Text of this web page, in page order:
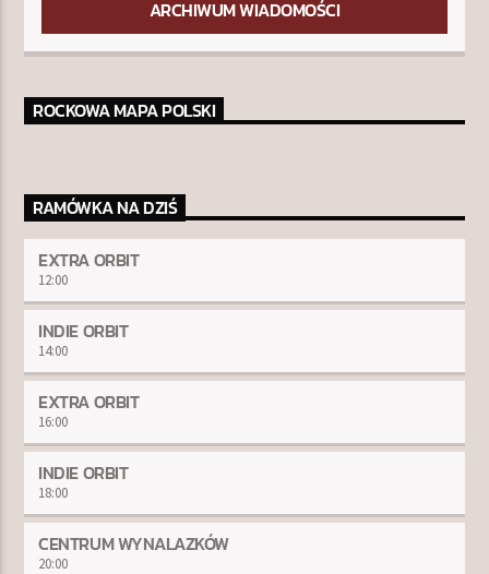
ARCHIWUM WIADOMOŚCI
ROCKOWA MAPA POLSKI
RAMÓWKA NA DZIŚ
EXTRA ORBIT
12:00
INDIE ORBIT
14:00
EXTRA ORBIT
16:00
INDIE ORBIT
18:00
CENTRUM WYNALAZKÓW
20:00